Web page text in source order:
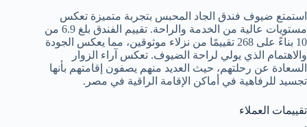
استمتع ضيوف فندق الجاد المحبس بتجربة متميزة تعكس
مستويات عالية من الخدمة والراحة. تقييم الفندق بلغ 6.9 من
10 بناءً على 268 تقييمًا من نزلاء موثوقين، مما يعكس الجودة
والاهتمام الذي يولي لراحة الضيوف. تعكس آراء الزوار
السعادة عن رحلتهم، حيث العديد منهم يصفون إقامتهم بأنها
تجسيد للرفاهية في أماكن الإقامة الراقية في مصر.
تقييمات العملاء